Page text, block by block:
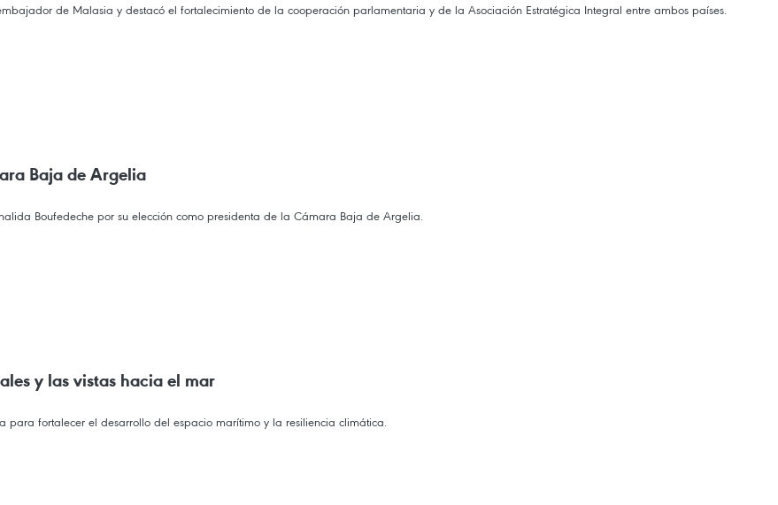
de Malasia y destacó el fortalecimiento de la cooperación parlamentaria y de la Asociación Estratégica Integral entre ambos países.
Baja de Argelia
Boufedeche por su elección como presidenta de la Cámara Baja de Argelia.
y las vistas hacia el mar
fortalecer el desarrollo del espacio marítimo y la resiliencia climática.